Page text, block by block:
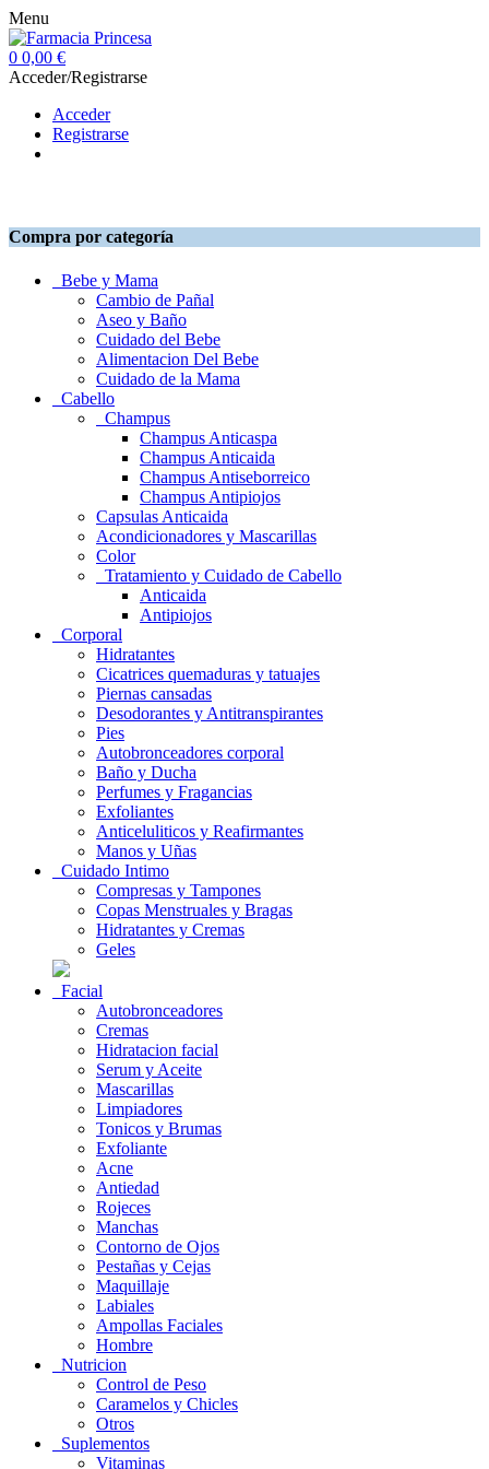
Menu
0 0,00 €
Acceder/Registrarse
Acceder
Registrarse
Compra por categoría
Bebe y Mama
Cambio de Pañal
Aseo y Baño
Cuidado del Bebe
Alimentacion Del Bebe
Cuidado de la Mama
Cabello
Champus
Champus Anticaspa
Champus Anticaida
Champus Antiseborreico
Champus Antipiojos
Capsulas Anticaida
Acondicionadores y Mascarillas
Color
Tratamiento y Cuidado de Cabello
Anticaida
Antipiojos
Corporal
Hidratantes
Cicatrices quemaduras y tatuajes
Piernas cansadas
Desodorantes y Antitranspirantes
Pies
Autobronceadores corporal
Baño y Ducha
Perfumes y Fragancias
Exfoliantes
Anticeluliticos y Reafirmantes
Manos y Uñas
Cuidado Intimo
Compresas y Tampones
Copas Menstruales y Bragas
Hidratantes y Cremas
Geles
Facial
Autobronceadores
Cremas
Hidratacion facial
Serum y Aceite
Mascarillas
Limpiadores
Tonicos y Brumas
Exfoliante
Acne
Antiedad
Rojeces
Manchas
Contorno de Ojos
Pestañas y Cejas
Maquillaje
Labiales
Ampollas Faciales
Hombre
Nutricion
Control de Peso
Caramelos y Chicles
Otros
Suplementos
Vitaminas